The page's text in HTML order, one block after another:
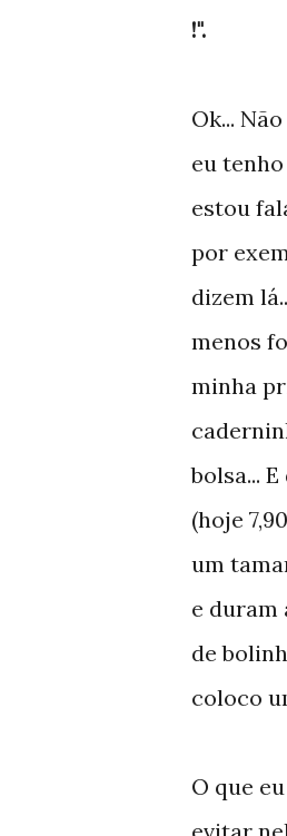
!".
Ok...
eu
estou
por
dizem
menos
minha
bolsa...
(hoje
um
e duram
de
coloco
O que